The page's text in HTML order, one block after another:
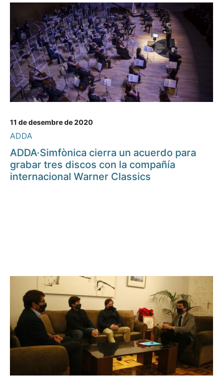
11 de desembre de 2020
ADDA
ADDA·Simfònica cierra un acuerdo para
grabar tres discos con la compañía
internacional Warner Classics